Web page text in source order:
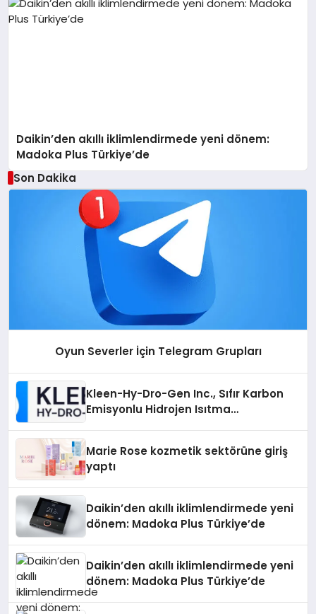
Daikin’den akıllı iklimlendirmede yeni dönem:
Madoka Plus Türkiye’de
Son Dakika
Oyun Severler İçin Telegram Grupları
Kleen-Hy-Dro-Gen Inc., Sıfır Karbon
Emisyonlu Hidrojen Isıtma
Marie Rose kozmetik sektörüne giriş
yaptı
Daikin’den akıllı iklimlendirmede yeni
dönem: Madoka Plus Türkiye’de
Daikin’den akıllı iklimlendirmede yeni
dönem: Madoka Plus Türkiye’de